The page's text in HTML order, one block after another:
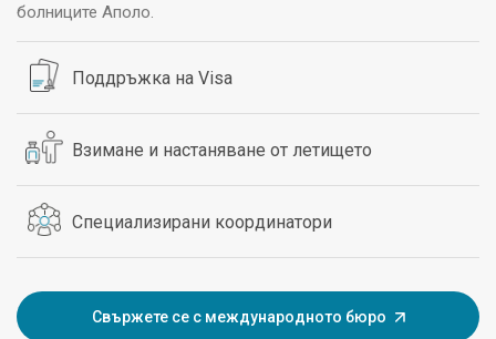
болниците Аполо.
Поддръжка на Visa
Взимане и настаняване от летището
Специализирани координатори
Свържете се с международното бюро